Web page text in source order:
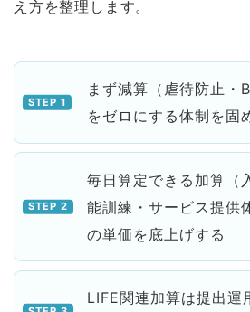
え方を整理します。
まず減算（虐待防止・
をゼロにする体制を固
毎日算定できる加算（
能訓練・サービス提供
の単価を底上げする
LIFE関連加算は提出運